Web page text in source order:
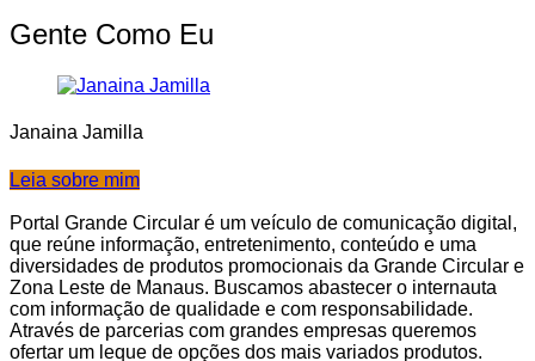
Gente Como Eu
Janaina Jamilla
Leia sobre mim
Portal Grande Circular é um veículo de comunicação digital,
que reúne informação, entretenimento, conteúdo e uma
diversidades de produtos promocionais da Grande Circular e
Zona Leste de Manaus. Buscamos abastecer o internauta
com informação de qualidade e com responsabilidade.
Através de parcerias com grandes empresas queremos
ofertar um leque de opções dos mais variados produtos.